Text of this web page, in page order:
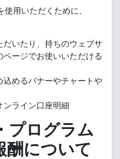
用いただくために、
だいたり、持ちのウェブサ
ージでお使いいただける
込めるバナーやチャートや
ライン口座明細
プログラム
酬について